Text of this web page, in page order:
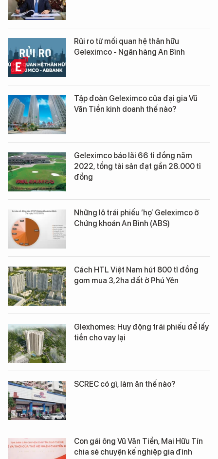
Rủi ro từ mối quan hệ thân hữu
Geleximco - Ngân hàng An Bình
Tập đoàn Geleximco của đại gia Vũ
Văn Tiền kinh doanh thế nào?
Geleximco báo lãi 66 tỉ đồng năm
2022, tổng tài sản đạt gần 28.000 tỉ
đồng
Những lô trái phiếu ‘họ’ Geleximco ở
Chứng khoán An Bình (ABS)
Cách HTL Việt Nam hút 800 tỉ đồng
gom mua 3,2ha đất ở Phú Yên
Glexhomes: Huy động trái phiếu để lấy
tiền cho vay lại
SCREC có gì, làm ăn thế nào?
Con gái ông Vũ Văn Tiền, Mai Hữu Tín
chia sẻ chuyện kế nghiệp gia đình